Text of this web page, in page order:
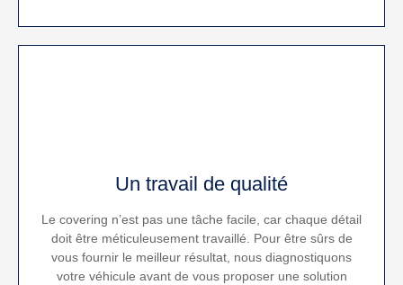
Un travail de qualité
Le covering n’est pas une tâche facile, car chaque détail
doit être méticuleusement travaillé. Pour être sûrs de
vous fournir le meilleur résultat, nous diagnostiquons
votre véhicule avant de vous proposer une solution